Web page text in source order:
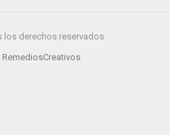
los derechos reservados
RemediosCreativos